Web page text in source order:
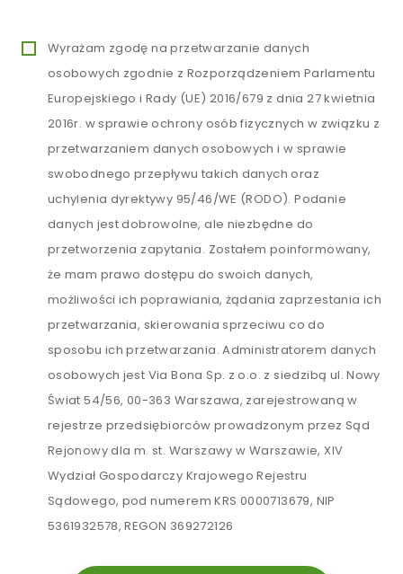
Wyrażam zgodę na przetwarzanie danych
osobowych zgodnie z Rozporządzeniem Parlamentu
Europejskiego i Rady (UE) 2016/679 z dnia 27 kwietnia
2016r. w sprawie ochrony osób fizycznych w związku z
przetwarzaniem danych osobowych i w sprawie
swobodnego przepływu takich danych oraz
uchylenia dyrektywy 95/46/WE (RODO). Podanie
danych jest dobrowolne, ale niezbędne do
przetworzenia zapytania. Zostałem poinformowany,
że mam prawo dostępu do swoich danych,
możliwości ich poprawiania, żądania zaprzestania ich
przetwarzania, skierowania sprzeciwu co do
sposobu ich przetwarzania. Administratorem danych
osobowych jest Via Bona Sp. z o.o. z siedzibą ul. Nowy
Świat 54/56, 00-363 Warszawa, zarejestrowaną w
rejestrze przedsiębiorców prowadzonym przez Sąd
Rejonowy dla m. st. Warszawy w Warszawie, XIV
Wydział Gospodarczy Krajowego Rejestru
Sądowego, pod numerem KRS 0000713679, NIP
5361932578, REGON 369272126